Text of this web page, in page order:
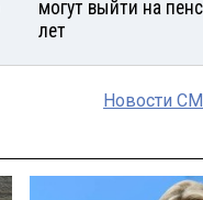
могут выйти на
лет
Новости